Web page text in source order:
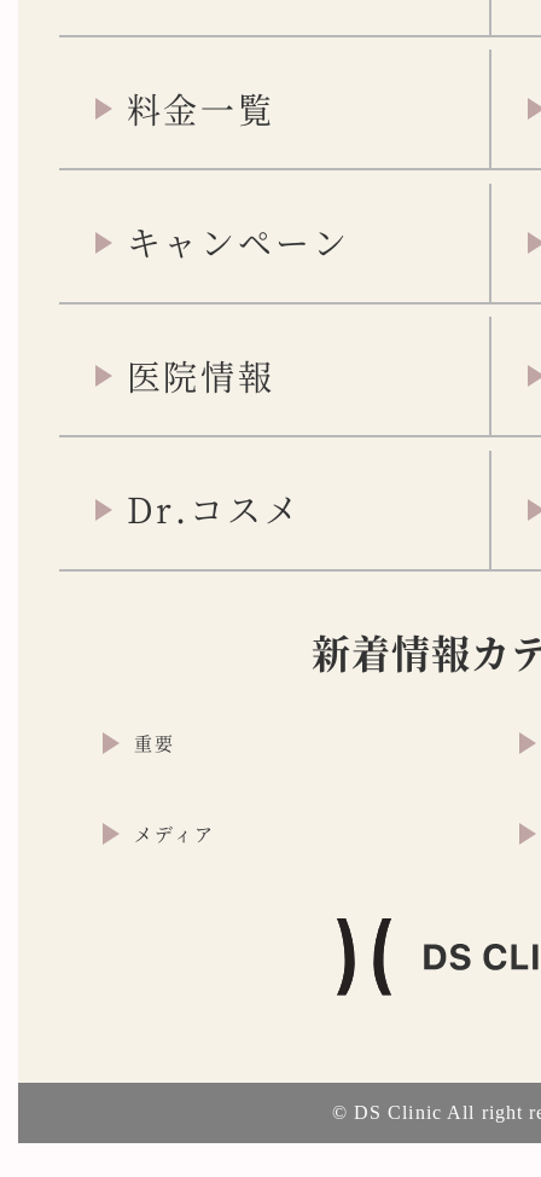
料金一覧
キャンペーン
医院情報
Dr.コスメ
新着情報カ
重要
メディア
© DS Clinic All right